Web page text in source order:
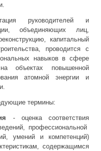
руководителей и
объединяющих лиц,
капитальный
проводится с
навыков в сфере
объектах повышенной
атомной энергии и
термины:
- оценка соответствия
профессиональной
умений и компетенций)
содержащимся